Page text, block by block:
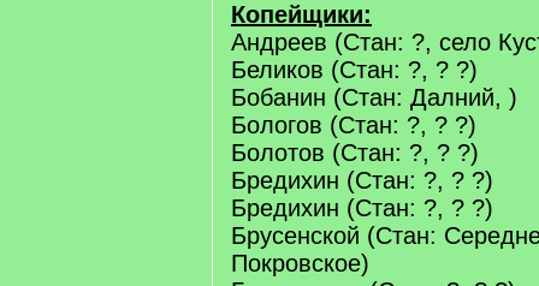
Копейщики:
Андреев (Стан: ?, село
Беликов (Стан: ?, ? ?)
Бобанин (Стан: Далний, )
Бологов (Стан: ?, ? ?)
Болотов (Стан: ?, ? ?)
Бредихин (Стан: ?, ? ?)
Бредихин (Стан: ?, ? ?)
Брусенской (Стан:
Покровское)